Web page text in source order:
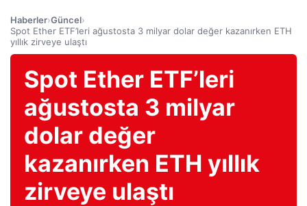
Haberler›Güncel›
Spot Ether ETF’leri ağustosta 3 milyar dolar değer kazanırken ETH
yıllık zirveye ulaştı
Spot Ether ETF’leri
ağustosta 3 milyar
dolar değer
kazanırken ETH yıllık
zirveye ulaştı